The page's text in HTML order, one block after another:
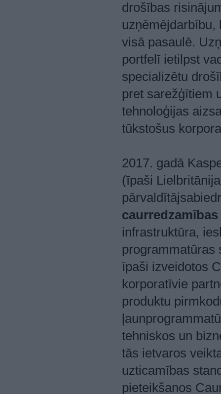
drošības
uzņēmējdarbību,
visā pasaulē.
portfelī ietilpst
specializētu
pret sarežģītiem
tehnoloģijas
tūkstošus
2017. gadā
(īpaši
infrastruktūra,
programmatūras
īpaši izveidotos
korporatīvie
produktu
tehniskos un
tās ietvaros
uzticamības
pieteikšanos